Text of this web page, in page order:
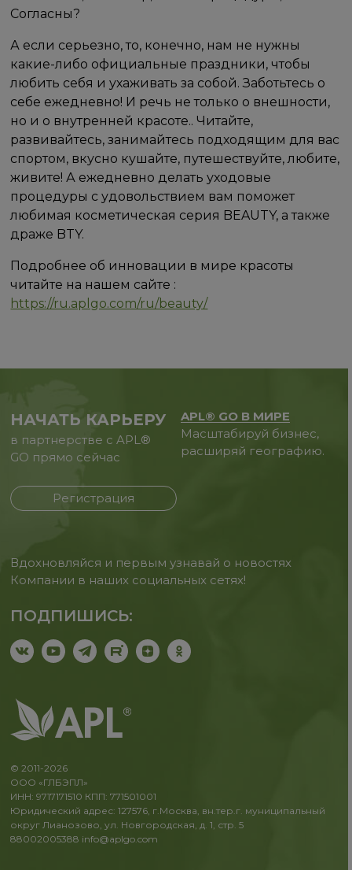
Согласны?
А если серьезно, то, конечно, нам не нужны
какие-либо официальные праздники, чтобы
любить себя и ухаживать за собой. Заботьтесь о
себе ежедневно! И речь не только о внешности,
но и о внутренней красоте.. Читайте,
развивайтесь, занимайтесь подходящим для вас
спортом, вкусно кушайте, путешествуйте, любите,
живите! А ежедневно делать уходовые
процедуры с удовольствием вам поможет
любимая косметическая серия BEAUTY, а также
драже BTY.
Подробнее об инновации в мире красоты
читайте на нашем сайте :
https://ru.aplgo.com/ru/beauty/
НАЧАТЬ КАРЬЕРУ
в партнерстве с APL®
GO прямо сейчас
Регистрация
APL® GO В МИРЕ
Масштабируй бизнес,
расширяй географию.
Вдохновляйся и первым узнавай о новостях
Компании в наших социальных сетях!
ПОДПИШИСЬ:
© 2011-2026
ООО «ГЛБЭПЛ»
ИНН: 9717171510 КПП: 771501001
Юридический адрес: 127576, г.Москва, вн.тер.г. муниципальный
округ Лианозово, ул. Новгородская, д. 1, стр. 5
88002005388 info@aplgo.com